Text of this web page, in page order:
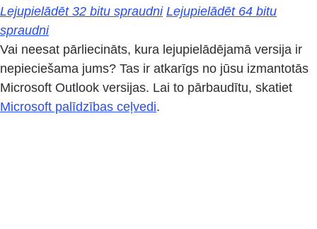
Lejupielādēt 32 bitu spraudni Lejupielādēt 64 bitu
spraudni
Vai neesat pārliecināts, kura lejupielādējamā versija ir
nepieciešama jums? Tas ir atkarīgs no jūsu izmantotās
Microsoft Outlook versijas. Lai to pārbaudītu, skatiet
Microsoft palīdzības ceļvedi.